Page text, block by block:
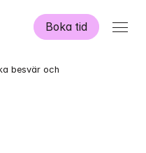
Boka tid
besvär och